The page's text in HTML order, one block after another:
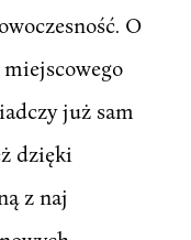
O
już sam
dzięki
z naj